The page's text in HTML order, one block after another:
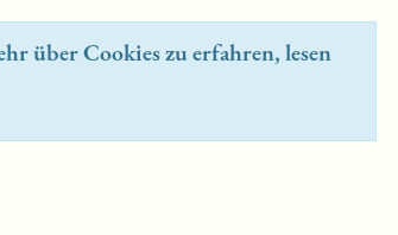
über Cookies zu erfahren, lesen